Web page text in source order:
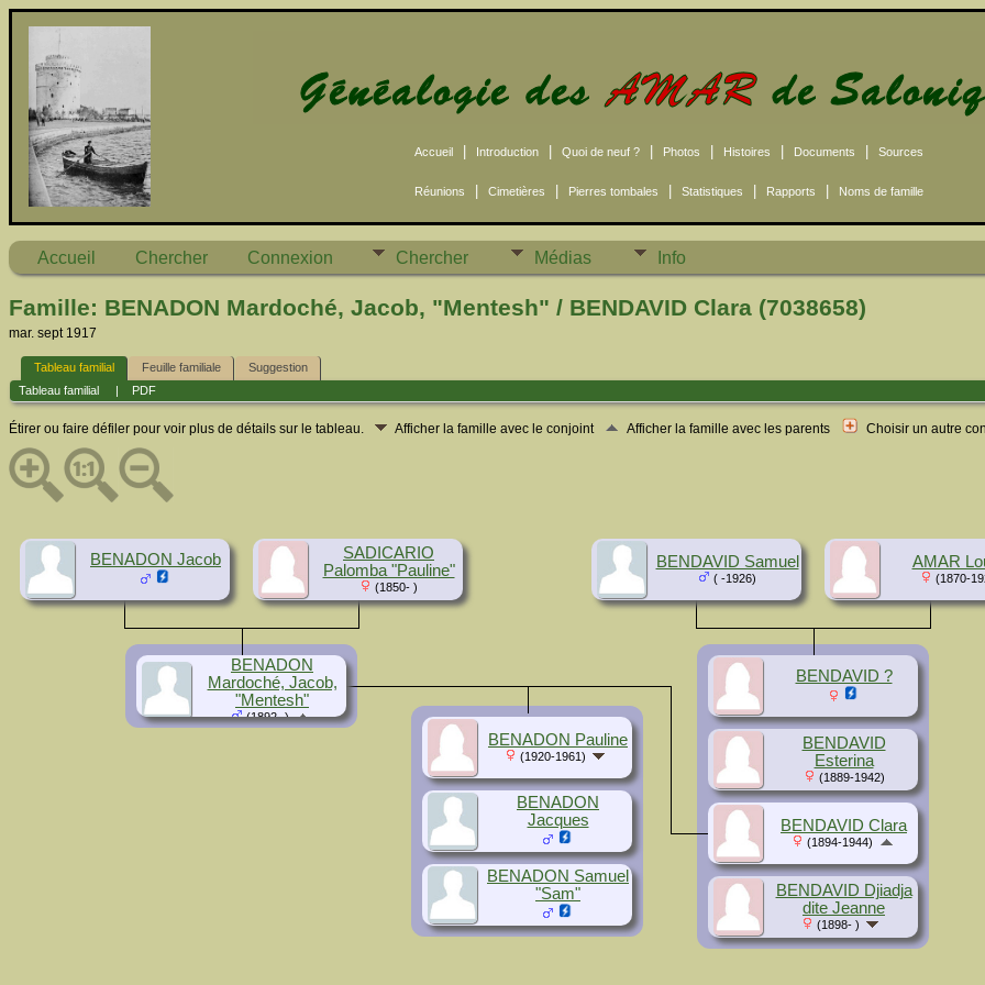
Accueil Introduction Quoi de neuf ? Photos Histoires Documents Sources
Réunions Cimetières Pierres tombales Statistiques Rapports Noms de famille
Accueil Chercher Connexion Chercher Médias Info
Famille: BENADON Mardoché, Jacob, "Mentesh" / BENDAVID Clara (7038658)
mar. sept 1917
Tableau familial Feuille familiale
Suggestion
Tableau familial
PDF
Étirer ou faire défiler pour voir plus de détails sur le tableau. Afficher la famille avec le conjoint Afficher la famille avec les parents Choisir un autre
BENADON Jacob
SADICARIO
Palomba "Pauline"
(1850- )
BENDAVID Samuel
( -1926)
AMAR
(1870-
BENDAVID ?
BENDAVID
Esterina
(1889-1942)
BENDAVID Djiadja
dite Jeanne
(1898- )
BENADON
Mardoché, Jacob,
"Mentesh"
(1892- )
BENDAVID Clara
(1894-1944)
BENADON Pauline
(1920-1961)
BENADON
Jacques
BENADON Samuel
"Sam"